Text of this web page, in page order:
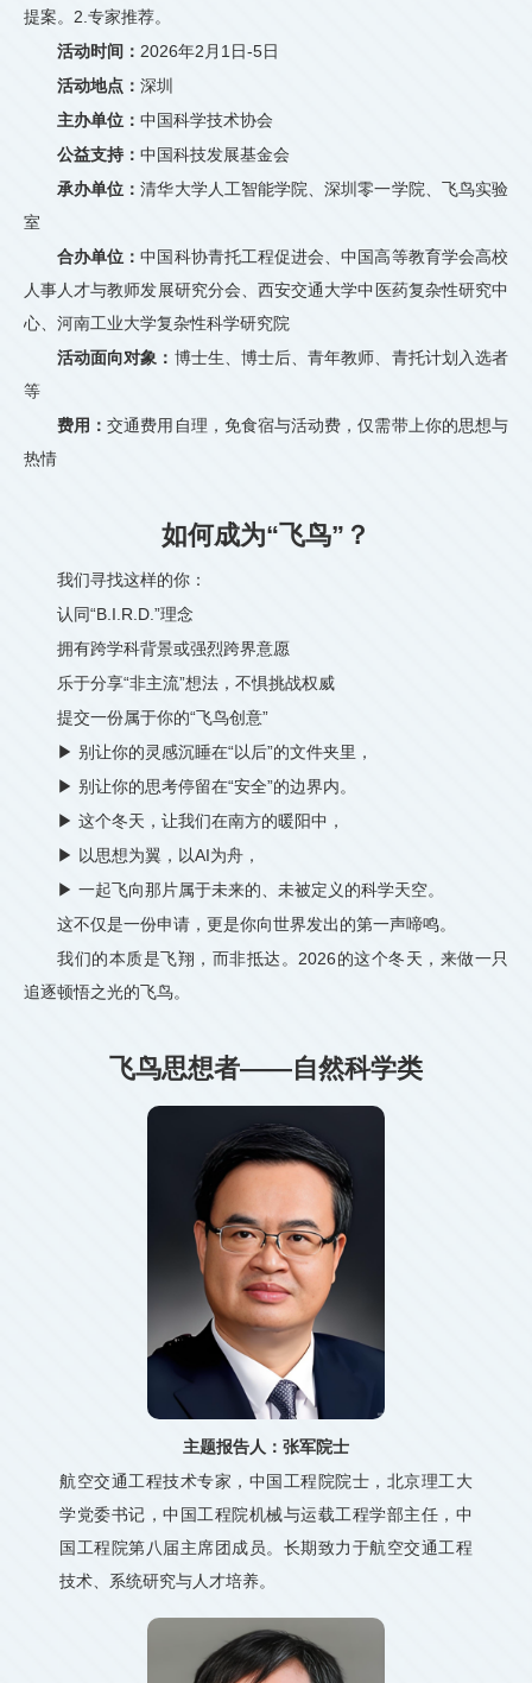
提案。2.专家推荐。
活动时间： 2026年2月1日-5日
活动地点： 深圳
主办单位： 中国科学技术协会
公益支持： 中国科技发展基金会
承办单位：清华大学人工智能学院、深圳零一学院、飞鸟实验
室
合办单位：中国科协青托工程促进会、中国高等教育学会高校
人事人才与教师发展研究分会、西安交通大学中医药复杂性研究中
心、河南工业大学复杂性科学研究院
活动面向对象： 博士生、博士后、青年教师、青托计划入选者
等
费用：交通费用自理，免食宿与活动费，仅需带上你的思想与
热情
如何成为“飞鸟”？
我们寻找这样的你：
认同“B.I.R.D.”理念
拥有跨学科背景或强烈跨界意愿
乐于分享“非主流”想法，不惧挑战权威
提交一份属于你的“飞鸟创意”
▶ 别让你的灵感沉睡在“以后”的文件夹里，
▶ 别让你的思考停留在“安全”的边界内。
▶ 这个冬天，让我们在南方的暖阳中，
▶ 以思想为翼，以AI为舟，
▶ 一起飞向那片属于未来的、未被定义的科学天空。
这不仅是一份申请，更是你向世界发出的第一声啼鸣。
我们的本质是飞翔，而非抵达。2026的这个冬天，来做一只
追逐顿悟之光的飞鸟。
飞鸟思想者——自然科学类
主题报告人：张军院士
航空交通工程技术专家，中国工程院院士，北京理工大
学党委书记，中国工程院机械与运载工程学部主任，中
国工程院第八届主席团成员。长期致力于航空交通工程
技术、系统研究与人才培养。